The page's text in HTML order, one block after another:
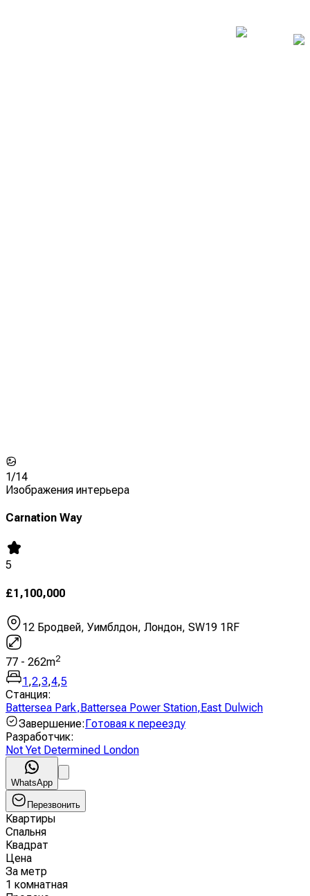
1/14
Изображения интерьера
Carnation Way
5
£1,100,000
12 Бродвей, Уимблдон, Лондон, SW19 1RF
77 - 262m2
1 ,2,3,4,5
Станция:
Battersea Park, Battersea Power Station, East Dulwich
Завершение: Готовая к переезду
Разработчик:
Not Yet Determined London
WhatsApp
Перезвонить
Квартиры
Спальня
Квадрат
Цена
За метр
1 комнатная